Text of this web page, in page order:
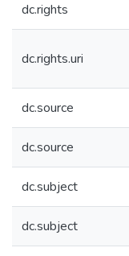
dc.rights
dc.rights.uri
dc.source
dc.source
dc.subject
dc.subject